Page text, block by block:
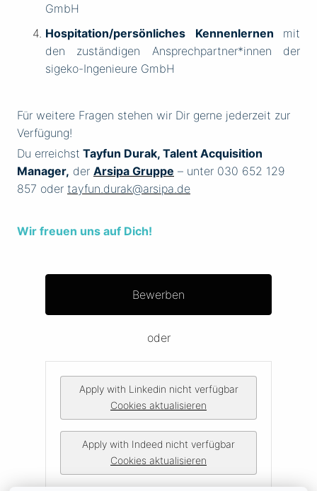
GmbH
Hospitation/persönliches Kennenlernen mit
den zuständigen Ansprechpartner*innen der
sigeko-Ingenieure GmbH
Für weitere Fragen stehen wir Dir gerne jederzeit zur
Verfügung!
Du erreichst Tayfun Durak, Talent Acquisition
Manager, der Arsipa Gruppe – unter 030 652 129
857 oder tayfun.durak@arsipa.de
Wir freuen uns auf Dich!
Bewerben
oder
Apply with Linkedin nicht verfügbar
Cookies aktualisieren
Apply with Indeed nicht verfügbar
Cookies aktualisieren